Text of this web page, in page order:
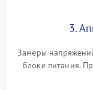
3.
Замеры
блоке питания.
помощью